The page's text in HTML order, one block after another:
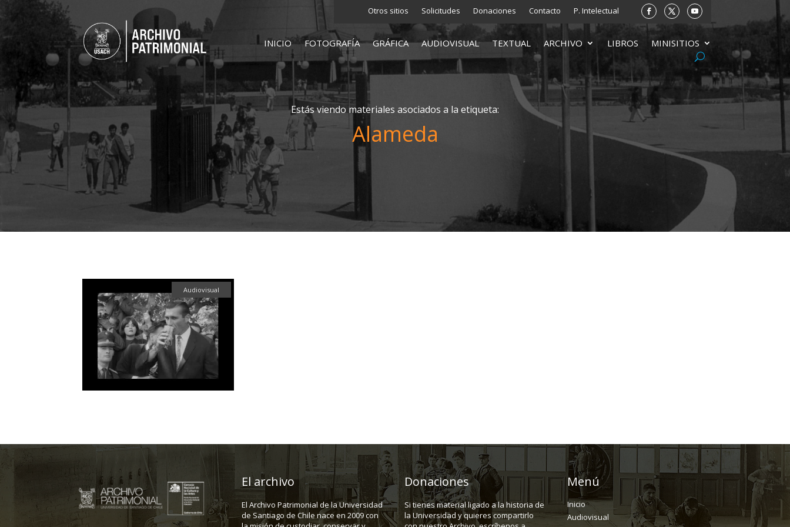
Otros sitios Solicitudes Donaciones Contacto P. Intelectual
INICIO FOTOGRAFÍA GRÁFICA AUDIOVISUAL TEXTUAL ARCHIVO LIBROS MINISITIOS
Estás viendo materiales asociados a la etiqueta:
Alameda
Audiovisual
El archivo
El Archivo Patrimonial de la Universidad
de Santiago de Chile nace en 2009 con
Donaciones
Si tienes material ligado a la historia de
la Universidad y quieres compartirlo
Menú
Inicio
Audiovisual